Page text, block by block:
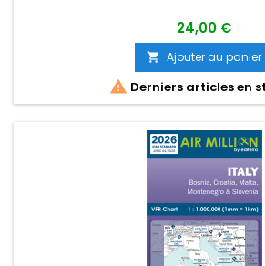
24,00 €
 Ajouter au panier
 Derniers articles en